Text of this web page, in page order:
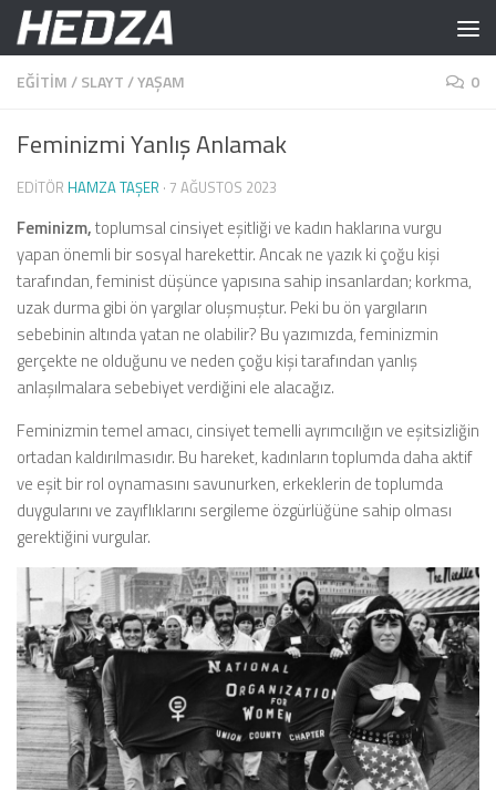
Skip to content
EĞITIM/SLAYT/YAŞAM 0
Feminizmi Yanlış Anlamak
EDITÖR HAMZA TAŞER · 7 AĞUSTOS 2023
Feminizm,toplumsal cinsiyet eşitliği ve kadın haklarına vurgu
yapan önemli bir sosyal harekettir. Ancak ne yazık ki çoğu kişi
tarafından, feminist düşünce yapısına sahip insanlardan; korkma,
uzak durma gibi ön yargılar oluşmuştur. Peki bu ön yargıların
sebebinin altında yatan ne olabilir? Bu yazımızda, feminizmin
gerçekte ne olduğunu ve neden çoğu kişi tarafından yanlış
anlaşılmalara sebebiyet verdiğini ele alacağız.
Feminizmin temel amacı, cinsiyet temelli ayrımcılığın ve eşitsizliğin
ortadan kaldırılmasıdır. Bu hareket, kadınların toplumda daha aktif
ve eşit bir rol oynamasını savunurken, erkeklerin de toplumda
duygularını ve zayıflıklarını sergileme özgürlüğüne sahip olması
gerektiğini vurgular.